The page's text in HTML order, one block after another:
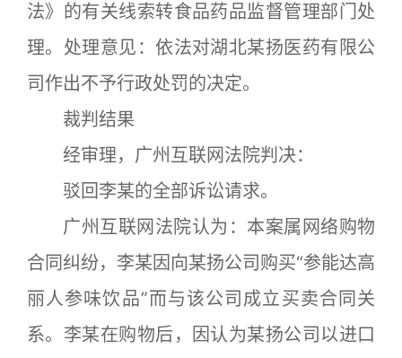
法》的有关线索转食品药品监督管理部门处
理。处理意见：依法对湖北某扬医药有限公
司作出不予行政处罚的决定。
裁判结果
经审理，广州互联网法院判决：
驳回李某的全部诉讼请求。
广州互联网法院认为：本案属网络购物
合同纠纷，李某因向某扬公司购买“参能达高
丽人参味饮品”而与该公司成立买卖合同关
系。李某在购物后，因认为某扬公司以进口